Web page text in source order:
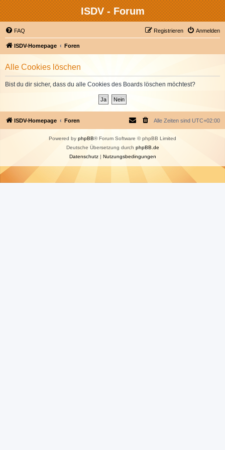
ISDV - Forum
FAQ Anmelden
Registrieren
ISDV-Homepage Foren
Alle Cookies löschen
Bist du dir sicher, dass du alle Cookies des Boards löschen möchtest?
ISDV-Homepage Foren Alle Zeiten sind UTC+02:00
Powered by phpBB® Forum Software © phpBB Limited
Deutsche Übersetzung durch phpBB.de
Datenschutz| Nutzungsbedingungen